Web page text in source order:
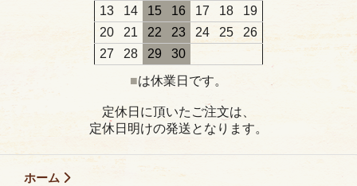
13
14 15 16 17 18
19
20
21 22 23 24 25
26
27
28 29
30
■は休業日です。
定休日に頂いたご注文は、
定休日明けの発送となります。
ホーム